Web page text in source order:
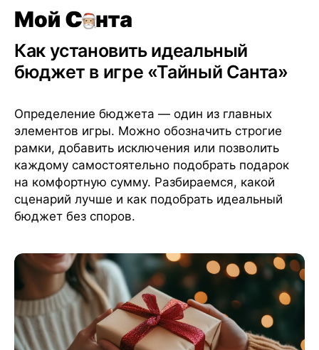
Ход игры Советы • 22 июля 2025 г.
Как установить идеальный
бюджет в игре «Тайный Санта»
Определение бюджета — один из главных
элементов игры. Можно обозначить строгие
рамки, добавить исключения или позволить
каждому самостоятельно подобрать подарок
на комфортную сумму. Разбираемся, какой
сценарий лучше и как подобрать идеальный
бюджет без споров.